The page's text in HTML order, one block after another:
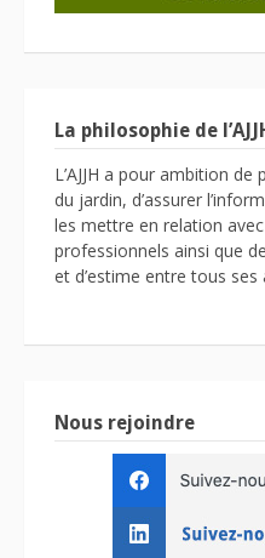
La philosophie de
L’AJJH a pour ambition
du jardin, d’assurer
les mettre en relation
professionnels ainsi que
et d’estime entre tous ses
Nous rejoindre